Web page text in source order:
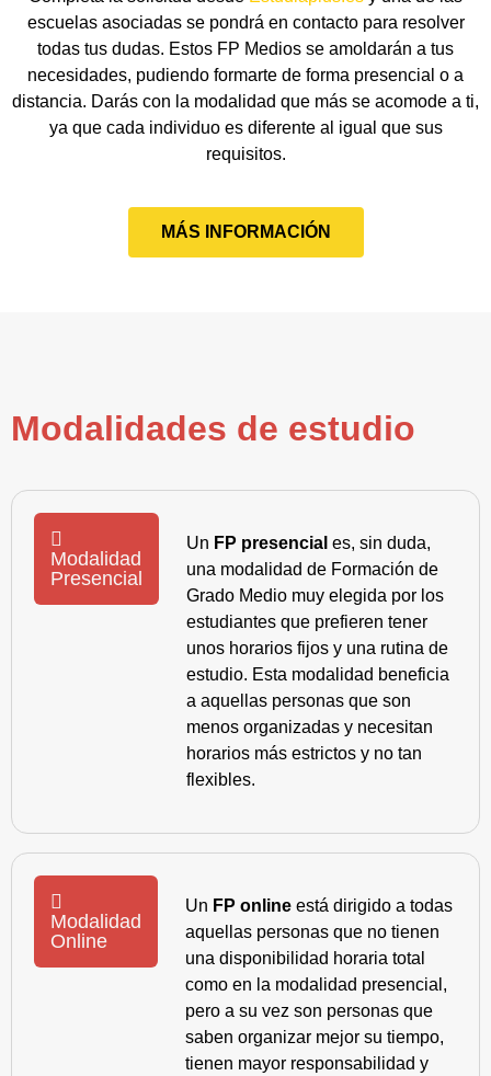
escuelas asociadas se pondrá en contacto para resolver
todas tus dudas. Estos FP Medios se amoldarán a tus
necesidades, pudiendo formarte de forma presencial o a
distancia. Darás con la modalidad que más se acomode a ti,
ya que cada individuo es diferente al igual que sus
requisitos.
MÁS INFORMACIÓN
Modalidades de estudio
Modalidad
Presencial
Un FP presencial es, sin duda,
una modalidad de Formación de
Grado Medio muy elegida por los
estudiantes que prefieren tener
unos horarios fijos y una rutina de
estudio. Esta modalidad beneficia
a aquellas personas que son
menos organizadas y necesitan
horarios más estrictos y no tan
flexibles.
Modalidad
Online
Un FP online está dirigido a todas
aquellas personas que no tienen
una disponibilidad horaria total
como en la modalidad presencial,
pero a su vez son personas que
saben organizar mejor su tiempo,
tienen mayor responsabilidad y